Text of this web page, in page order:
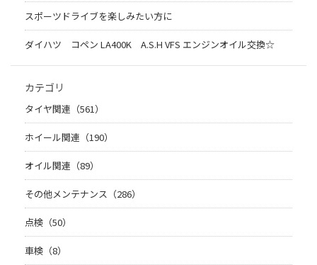
スポーツドライブを楽しみたい方に
ダイハツ コペン LA400K A.S.H VFS エンジンオイル交換☆
カテゴリ
タイヤ関連（561）
ホイール関連（190）
オイル関連（89）
その他メンテナンス（286）
点検（50）
車検（8）